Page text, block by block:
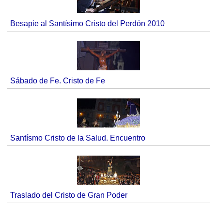
Besapie al Santísimo Cristo del Perdón 2010
Sábado de Fe. Cristo de Fe
Santísmo Cristo de la Salud. Encuentro
Traslado del Cristo de Gran Poder